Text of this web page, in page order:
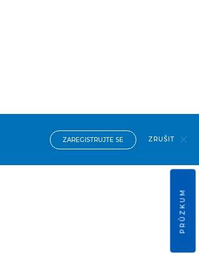
ZAREGISTRUJTE SE ZRUŠIT
PRŮZKUM